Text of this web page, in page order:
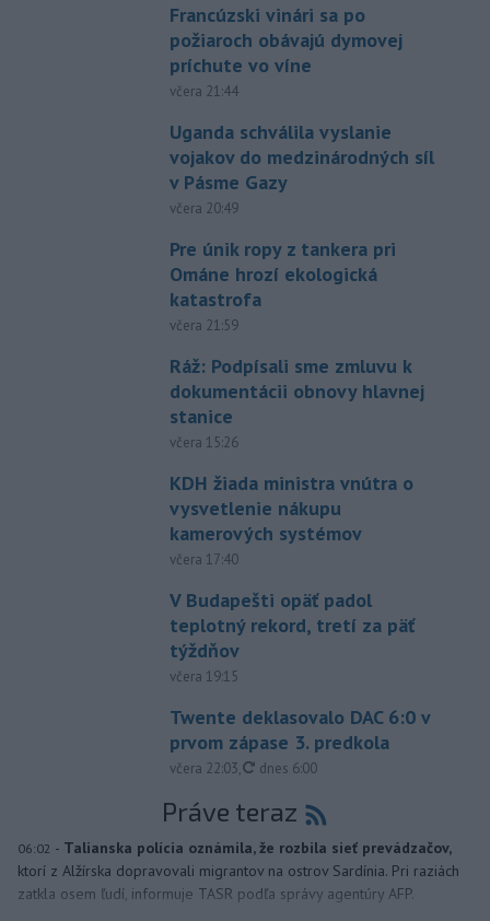
Francúzski vinári sa po
požiaroch obávajú dymovej
príchute vo víne
včera 21:44
Uganda schválila vyslanie
vojakov do medzinárodných síl
v Pásme Gazy
včera 20:49
Pre únik ropy z tankera pri
Ománe hrozí ekologická
katastrofa
včera 21:59
Ráž: Podpísali sme zmluvu k
dokumentácii obnovy hlavnej
stanice
včera 15:26
KDH žiada ministra vnútra o
vysvetlenie nákupu
kamerových systémov
včera 17:40
V Budapešti opäť padol
teplotný rekord, tretí za päť
týždňov
včera 19:15
Twente deklasovalo DAC 6:0 v
prvom zápase 3. predkola
včera 22:03, aktualizované
dnes 6:00
Práve teraz
06:02 - Talianska polícia oznámila, že rozbila sieť prevádzačov,
ktorí z Alžírska dopravovali migrantov na ostrov Sardínia. Pri raziách
zatkla osem ľudí, informuje TASR podľa správy agentúry AFP.